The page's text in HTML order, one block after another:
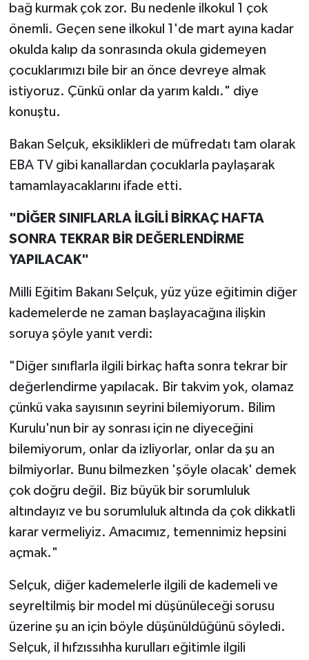
bağ kurmak çok zor. Bu nedenle ilkokul 1 çok
önemli. Geçen sene ilkokul 1'de mart ayına kadar
okulda kalıp da sonrasında okula gidemeyen
çocuklarımızı bile bir an önce devreye almak
istiyoruz. Çünkü onlar da yarım kaldı." diye
konuştu.
Bakan Selçuk, eksiklikleri de müfredatı tam olarak
EBA TV gibi kanallardan çocuklarla paylaşarak
tamamlayacaklarını ifade etti.
"DİĞER SINIFLARLA İLGİLİ BİRKAÇ HAFTA
SONRA TEKRAR BİR DEĞERLENDİRME
YAPILACAK"
Milli Eğitim Bakanı Selçuk, yüz yüze eğitimin diğer
kademelerde ne zaman başlayacağına ilişkin
soruya şöyle yanıt verdi:
"Diğer sınıflarla ilgili birkaç hafta sonra tekrar bir
değerlendirme yapılacak. Bir takvim yok, olamaz
çünkü vaka sayısının seyrini bilemiyorum. Bilim
Kurulu'nun bir ay sonrası için ne diyeceğini
bilemiyorum, onlar da izliyorlar, onlar da şu an
bilmiyorlar. Bunu bilmezken 'şöyle olacak' demek
çok doğru değil. Biz büyük bir sorumluluk
altındayız ve bu sorumluluk altında da çok dikkatli
karar vermeliyiz. Amacımız, temennimiz hepsini
açmak."
Selçuk, diğer kademelerle ilgili de kademeli ve
seyreltilmiş bir model mi düşünüleceği sorusu
üzerine şu an için böyle düşünüldüğünü söyledi.
Selçuk, il hıfzıssıhha kurulları eğitimle ilgili